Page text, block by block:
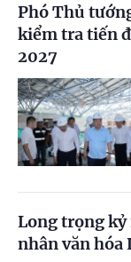
Phó Thủ
kiểm tra tiến
2027
Long trọng kỷ
nhân văn hóa